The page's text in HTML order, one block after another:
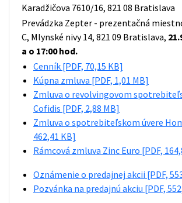
Karadžičova 7610/16, 821 08 Bratislava
Prevádzka Zepter - prezentačná
C, Mlynské nivy 14, 821 09 Bratislava,
a o 17:00 hod.
Cenník [PDF, 70,15 KB]
Kúpna zmluva [PDF, 1,01 MB]
Zmluva o revolvingovom
Cofidis [PDF, 2,88 MB]
Zmluva o spotrebiteľskom úvere
462,41 KB]
Rámcová zmluva Zinc Euro [PDF,
Oznámenie o predajnej akcii [PDF,
Pozvánka na predajnú akciu [PDF,